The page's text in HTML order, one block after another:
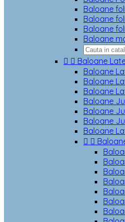
Baloane
Baloane
Baloane
Baloane
  Baloane
Baloane
Baloane
Baloane
Baloane
Baloane
Baloane
Baloane
 